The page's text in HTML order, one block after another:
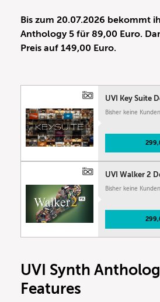
Bis zum 20.07.2026 bekommt
Anthology 5 für 89,00 Euro.
Preis auf 149,00 Euro.
UVI Key Suite
Bisher keine
UVI Walker 2
Bisher keine
UVI Synth
Features